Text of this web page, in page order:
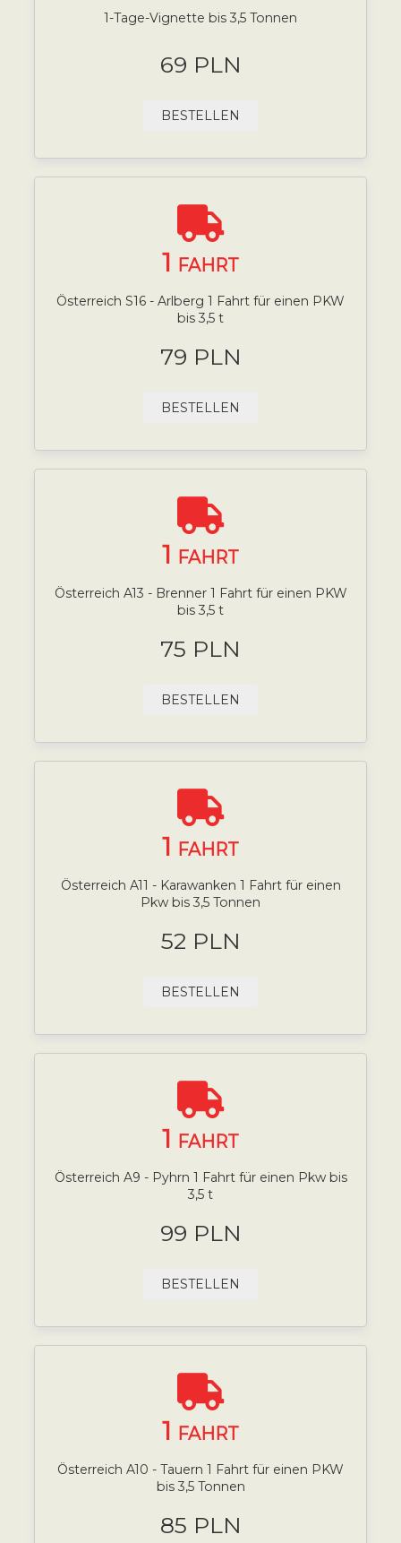
1-Tage-Vignette bis 3,5 Tonnen
69 PLN
BESTELLEN
1 FAHRT
Österreich S16 - Arlberg 1 Fahrt für einen PKW
bis 3,5 t
79 PLN
BESTELLEN
1 FAHRT
Österreich A13 - Brenner 1 Fahrt für einen PKW
bis 3,5 t
75 PLN
BESTELLEN
1 FAHRT
Österreich A11 - Karawanken 1 Fahrt für einen
Pkw bis 3,5 Tonnen
52 PLN
BESTELLEN
1 FAHRT
Österreich A9 - Pyhrn 1 Fahrt für einen Pkw bis
3,5 t
99 PLN
BESTELLEN
1 FAHRT
Österreich A10 - Tauern 1 Fahrt für einen PKW
bis 3,5 Tonnen
85 PLN